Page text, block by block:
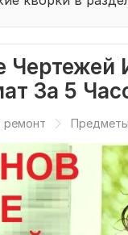
За 5
ремонт